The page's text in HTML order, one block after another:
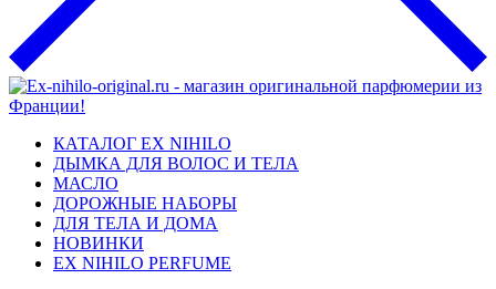
КАТАЛОГ EX NIHILO
ДЫМКА ДЛЯ ВОЛОС И ТЕЛА
МАСЛО
ДОРОЖНЫЕ НАБОРЫ
ДЛЯ ТЕЛА И ДОМА
НОВИНКИ
EX NIHILO PERFUME